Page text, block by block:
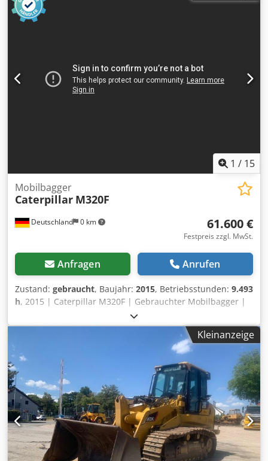
1 / 15
Deutschland 0 km
Mobilbagger
Caterpillar M320F
61.600 €
Festpreis zzgl. MwSt.
Anfragen Anrufen
Zustand: gebraucht, Baujahr: 2015, Betriebsstunden: 9.493
h, 2015 | Caterpillar M320F | Gebrauchter Mobilbagger |
9493 hours Chsdpfszhw Ekex Am Uoa 📍Location:
Deutschland 🚛 Delivery available to your destination – Use
our shipping calculator to estimate transport costs! 💰 Buy
Now for EUR 61600 or Make an Offer. Payment at delivery
available for an affordable fee (subject to approval)* 👷‍♂️
Inspected by an independent expert 56 Inspektionspunkte
48 genehmigt ✅ 8 unvollkommene ℹ️ 0 Ausgaben ⚠️ 📌
Inspector's Comment: Maschine mit bereits 9.500 Stunden.
Jedoch wurde nach einem Umfaller auf die Seite die
Maschine einem kompletten Rework unterzogen. Dabei
wurde die Kabine erneuert und die Maschine einmal neu
lackiert. 📄 Want to see the full inspection, extra photos, or
Kleinanzeige